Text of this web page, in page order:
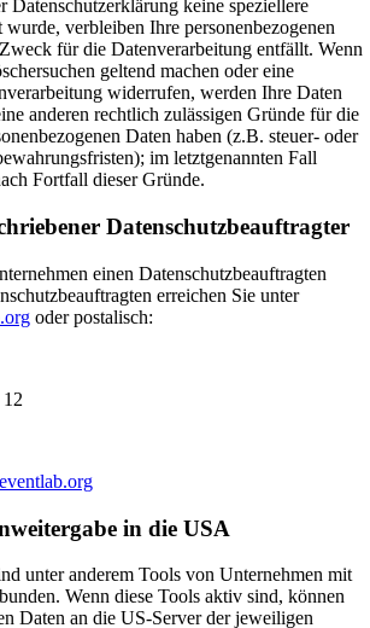
Datenschutzerklärung keine speziellere
wurde, verbleiben Ihre personenbezogenen
für die Datenverarbeitung entfällt. Wenn
geltend machen oder eine
widerrufen, werden Ihre Daten
anderen rechtlich zulässigen Gründe für die
Daten haben (z.B. steuer- oder
im letztgenannten Fall
Fortfall dieser Gründe.
Datenschutzbeauftragter
einen Datenschutzbeauftragten
erreichen Sie unter
oder postalisch:
in die USA
unter anderem Tools von Unternehmen mit
Wenn diese Tools aktiv sind, können
Daten an die US-Server der jeweiligen